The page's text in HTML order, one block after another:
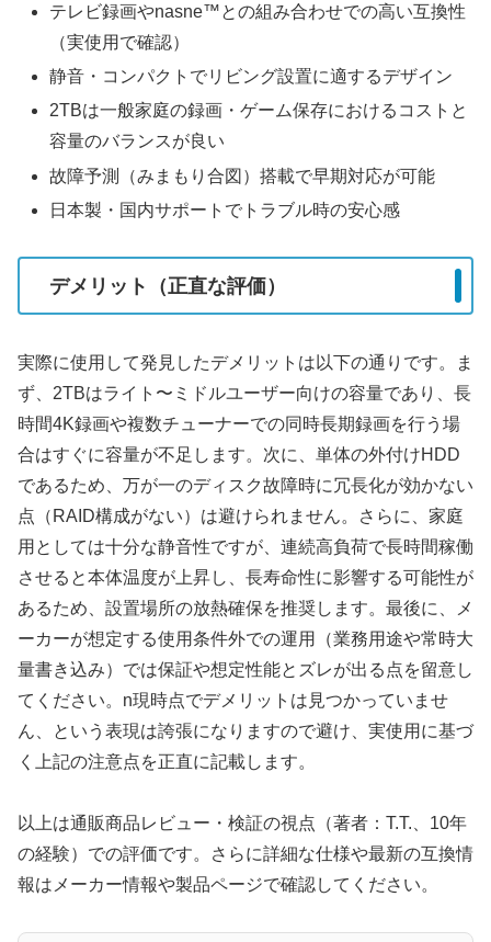
テレビ録画やnasne™との組み合わせでの高い互換性
（実使用で確認）
静音・コンパクトでリビング設置に適するデザイン
2TBは一般家庭の録画・ゲーム保存におけるコストと
容量のバランスが良い
故障予測（みまもり合図）搭載で早期対応が可能
日本製・国内サポートでトラブル時の安心感
デメリット（正直な評価）
実際に使用して発見したデメリットは以下の通りです。ま
ず、2TBはライト〜ミドルユーザー向けの容量であり、長
時間4K録画や複数チューナーでの同時長期録画を行う場
合はすぐに容量が不足します。次に、単体の外付けHDD
であるため、万が一のディスク故障時に冗長化が効かない
点（RAID構成がない）は避けられません。さらに、家庭
用としては十分な静音性ですが、連続高負荷で長時間稼働
させると本体温度が上昇し、長寿命性に影響する可能性が
あるため、設置場所の放熱確保を推奨します。最後に、メ
ーカーが想定する使用条件外での運用（業務用途や常時大
量書き込み）では保証や想定性能とズレが出る点を留意し
てください。n現時点でデメリットは見つかっていませ
ん、という表現は誇張になりますので避け、実使用に基づ
く上記の注意点を正直に記載します。
以上は通販商品レビュー・検証の視点（著者：T.T.、10年
の経験）での評価です。さらに詳細な仕様や最新の互換情
報はメーカー情報や製品ページで確認してください。